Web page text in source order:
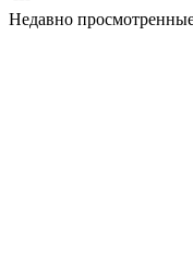
Недавно